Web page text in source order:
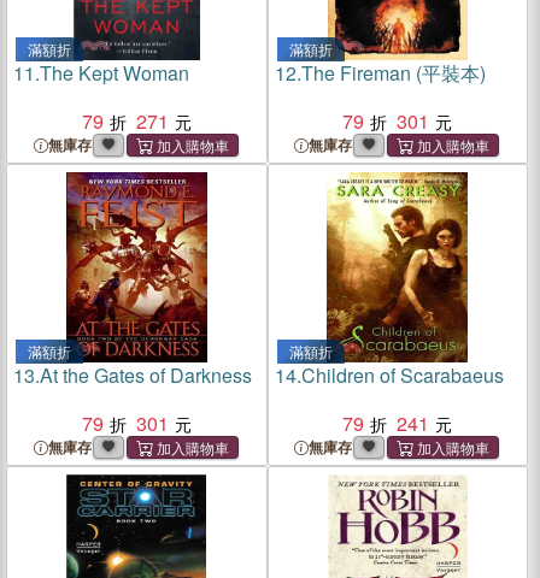
滿額折
11.The Kept Woman
79
271
無庫存
滿額折
12.The Fireman (平裝本)
79
301
無庫存
滿額折
13.At the Gates of Darkness
79
301
無庫存
滿額折
14.Children of Scarabaeus
79
241
無庫存